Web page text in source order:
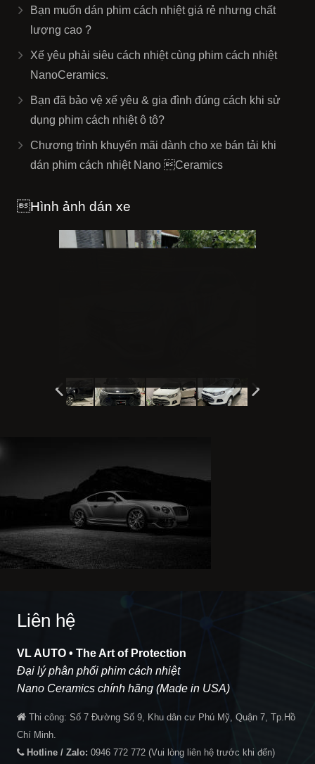
Bạn muốn dán phim cách nhiệt giá rẻ nhưng chất
lượng cao ?
Xế yêu phải siêu cách nhiệt cùng phim cách nhiệt
NanoCeramics.
Bạn đã bảo vệ xế yêu & gia đình đúng cách khi sử
dụng phim cách nhiệt ô tô?
Chương trình khuyến mãi dành cho xe bán tải khi
dán phim cách nhiệt Nano Ceramics
Hình ảnh dán xe
Liên hệ
VL AUTO • The Art of Protection
Đại lý phân phối phim cách nhiệt
Nano Ceramics chính hãng (Made in USA)
Thi công: Số 7 Đường Số 9, Khu dân cư Phú Mỹ, Quận 7, Tp.Hồ
Chí Minh.
Hotline / Zalo: 0946 772 772 (Vui lòng liên hệ trước khi đến)